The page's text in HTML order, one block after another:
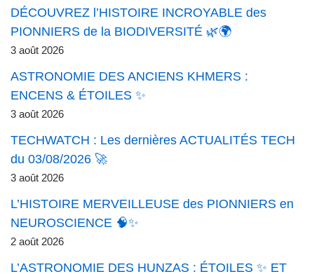
DÉCOUVREZ l’HISTOIRE INCROYABLE des
PIONNIERS de la BIODIVERSITÉ 🌿🌍
3 août 2026
ASTRONOMIE DES ANCIENS KHMERS :
ENCENS & ÉTOILES ✨
3 août 2026
TECHWATCH : Les dernières ACTUALITÉS TECH
du 03/08/2026 🚀
3 août 2026
L’HISTOIRE MERVEILLEUSE des PIONNIERS en
NEUROSCIENCE 🧠✨
2 août 2026
L’ASTRONOMIE DES HUNZAS : ÉTOILES ✨ ET